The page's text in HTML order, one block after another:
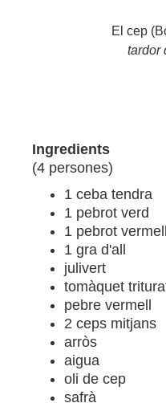
El cep
tardor
Ingredients
(4 persones)
1 ceba tendra
1 pebrot verd
1 pebrot vermell
1 gra d'all
julivert
tomàquet
pebre vermell
2 ceps mitjans
arròs
aigua
oli de cep
safrà